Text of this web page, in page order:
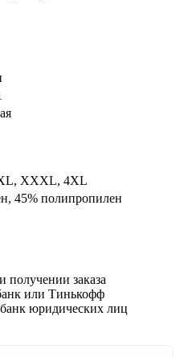
XXXL, 4XL
45% полипропилен
заказа
или Тинькофф
юридических лиц